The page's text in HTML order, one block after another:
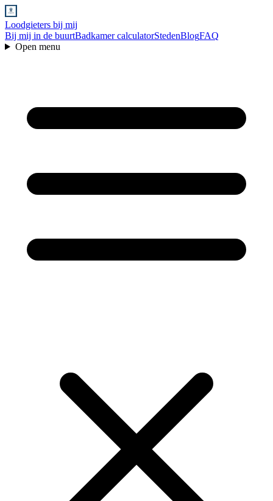
Loodgieters bij mij
Bij mij in de buurtBadkamer calculatorStedenBlogFAQ
Open menu